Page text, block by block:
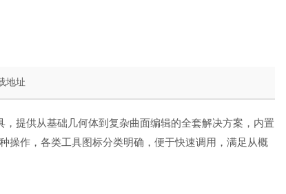
地址
提供从基础几何体到复杂曲面编辑的全套解决方案，内置
操作，各类工具图标分类明确，便于快速调用，满足从概